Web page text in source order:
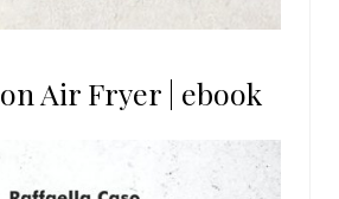
Air Fryer | ebook